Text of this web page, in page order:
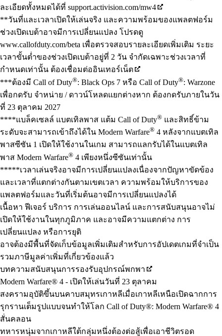
ละเอียดทั้งหมดได้ที่ support.activision.com/mw4
**วันที่และเวลาเปิดให้เล่นจริง และความพร้อมของแพลตฟอร์ม
ช่วงเปิดเบต้าอาจมีการเปลี่ยนแปลง โปรดดู
www.callofduty.com/beta เพื่อตรวจสอบรายละเอียดเพิ่มเติม ระยะ
เวลาขั้นต่ำของช่วงเปิดเบต้าอยู่ที่ 2 วัน จำกัดเฉพาะช่วงเวลาที่
กำหนดเท่านั้น ต้องเชื่อมต่ออินเทอร์เน็ต
***ต้องมี Call of Duty®: Black Ops 7 หรือ Call of Duty®: Warzone
เพื่อกดรับ จำหน่าย / ดาวน์โหลดแยกต่างหาก ต้องกดรับภายในวัน
ที่ 23 ตุลาคม 2027
****แบล็คเซลล์ แบตเทิลพาส แต้ม Call of Duty® และสิทธิ์ข้าม
ระดับจะสามารถเข้าถึงได้ใน Modern Warfare® 4 หลังจากแบตเทิล
พาสซีซัน 1 เปิดให้ใช้งานในเกม สามารถแลกรับได้ในแบตเทิล
พาส Modern Warfare® 4 เพียงหนึ่งซีซันเท่านั้น
*****เวลาเล่นจริงอาจมีการเปลี่ยนแปลงเนื่องจากปัญหาขัดข้อง
และเวลาที่แตกต่างกันตามเขตเวลา ความพร้อมให้บริการของ
แพลตฟอร์มและวันที่เริ่มต้นอาจมีการเปลี่ยนแปลงได้
เนื้อหา ฟีเจอร์ บริการ การเล่นออนไลน์ และการสนับสนุนอาจไม่
เปิดให้ใช้งานในทุกภูมิภาค และอาจมีความแตกต่าง การ
เปลี่ยนแปลง หรือการยุติ
อาจต้องมีพื้นที่จัดเก็บข้อมูลเพิ่มเติมสำหรับการอัปเดตเกมที่จำเป็น
รวมภาษีมูลค่าเพิ่มที่เกี่ยวข้องแล้ว
บทความสนับสนุนการรองรับอุปกรณ์พกพา
Modern Warfare® 4 - เปิดให้เล่นวันที่ 23 ตุลาคม
สงครามอุบัติขึ้นบนคาบสมุทรเกาหลีเมื่อเกาหลีเหนือเปิดฉากการ
รุกรานเต็มรูปแบบจนทำให้โลก Call of Duty®: Modern Warfare® 4
สั่นคลอน
ทหารหนุ่มจากเกาหลีใต้กลุ่มหนึ่งต้องต่อสู้เพื่อเอาชีวิตรอด